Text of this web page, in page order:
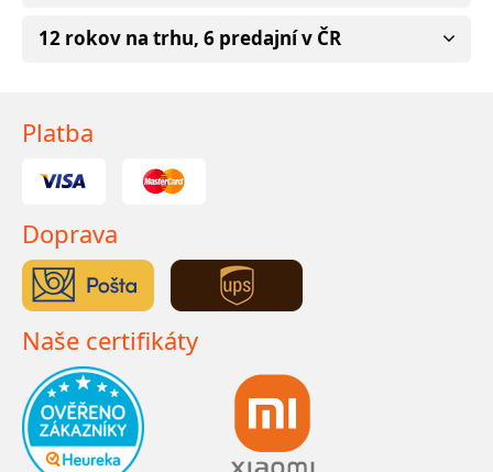
12 rokov na trhu, 6 predajní v ČR
Platba
Doprava
Naše certifikáty